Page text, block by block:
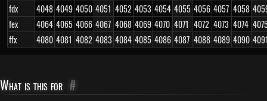
fdx
4048 4049 4050 4051 4052 4053 4054 4055 4056 4057 4058
fex
4064 4065 4066 4067 4068 4069 4070 4071 4072 4073 4074
ffx
4080 4081 4082 4083 4084 4085 4086 4087 4088 4089 4090
What is this for #